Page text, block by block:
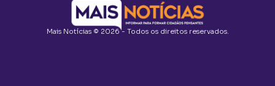
Mais Notícias © 2026 - Todos os direitos reservados.